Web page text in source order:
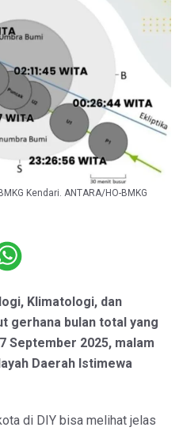
Kendari. ANTARA/HO-BMKG
Klimatologi, dan
gerhana bulan total yang
September 2025, malam
Daerah Istimewa
di DIY bisa melihat jelas